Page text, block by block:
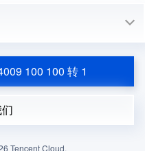
100 100 转 1
Tencent Cloud.